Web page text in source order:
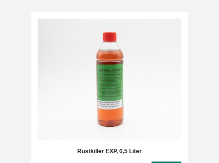
Rustkiller EXP, 0,5 Liter